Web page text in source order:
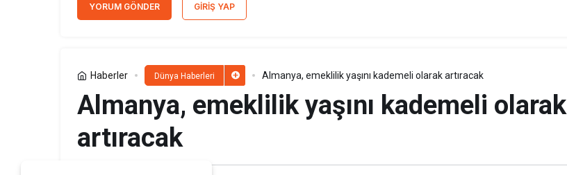
YORUM GÖNDER GIRIŞ YAP
Haberler Dünya Haberleri Almanya, emeklilik yaşını kademeli olarak artıracak
Almanya, emeklilik yaşını kademeli olarak
artıracak